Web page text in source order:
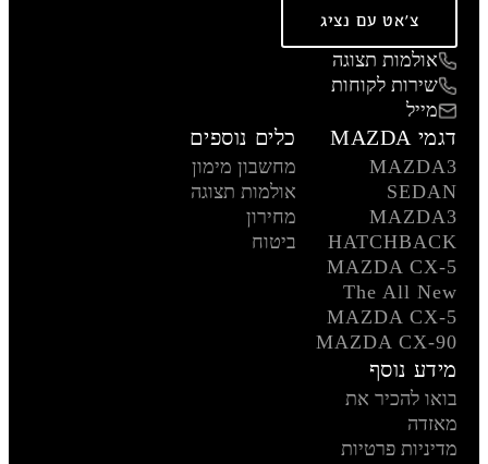
צ'אט עם נציג
אולמות תצוגה
שירות לקוחות
מייל
דגמי MAZDA
MAZDA3
SEDAN
MAZDA3
HATCHBACK
MAZDA CX-5
The All New
MAZDA CX-5
MAZDA CX-90
כלים נוספים
מחשבון מימון
אולמות תצוגה
מחירון
ביטוח
מידע נוסף
בואו להכיר את
מאזדה
מדיניות פרטיות